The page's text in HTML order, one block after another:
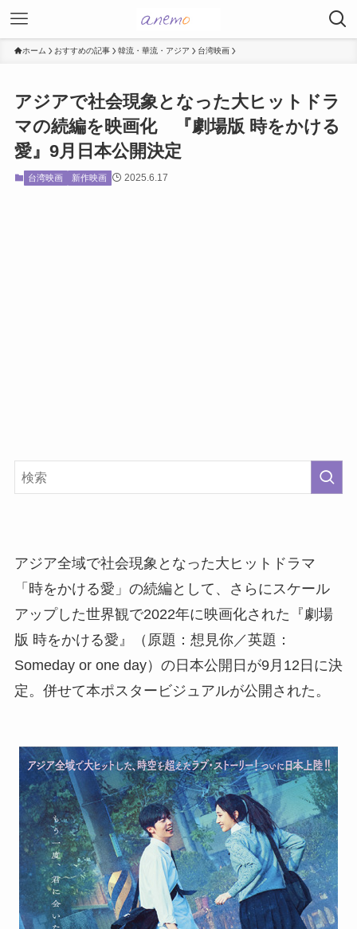
ホーム おすすめの記事 韓流・華流・アジア 台湾映画
アジアで社会現象となった大ヒットドラ
マの続編を映画化 『劇場版 時をかける
愛』9月日本公開決定
台湾映画 新作映画 2025.6.17
アジア全域で社会現象となった大ヒットドラマ
「時をかける愛」の続編として、さらにスケール
アップした世界観で2022年に映画化された『劇場
版 時をかける愛』（原題：想見你／英題：
Someday or one day）の日本公開日が9月12日に決
定。併せて本ポスタービジュアルが公開された。